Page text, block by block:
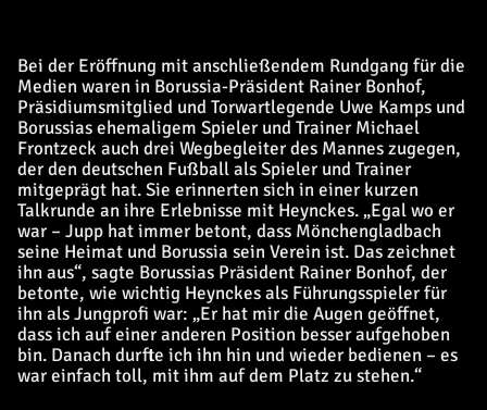
Bei der Eröffnung mit anschließendem Rundgang für die
Medien waren in Borussia-Präsident Rainer Bonhof,
Präsidiumsmitglied und Torwartlegende Uwe Kamps und
Borussias ehemaligem Spieler und Trainer Michael
Frontzeck auch drei Wegbegleiter des Mannes zugegen,
der den deutschen Fußball als Spieler und Trainer
mitgeprägt hat. Sie erinnerten sich in einer kurzen
Talkrunde an ihre Erlebnisse mit Heynckes. „Egal wo er
war – Jupp hat immer betont, dass Mönchengladbach
seine Heimat und Borussia sein Verein ist. Das zeichnet
ihn aus“, sagte Borussias Präsident Rainer Bonhof, der
betonte, wie wichtig Heynckes als Führungsspieler für
ihn als Jungprofi war: „Er hat mir die Augen geöffnet,
dass ich auf einer anderen Position besser aufgehoben
bin. Danach durfte ich ihn hin und wieder bedienen – es
war einfach toll, mit ihm auf dem Platz zu stehen.“